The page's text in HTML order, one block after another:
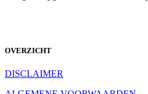
OVERZICHT
DISCLAIMER